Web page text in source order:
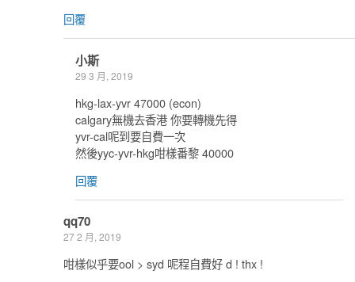
回覆
小斯
29 3 月, 2019
hkg-lax-yvr 47000 (econ)
calgary無機去香港 你要轉機先得
yvr-cal呢到要自費一次
然後yyc-yvr-hkg咁樣番黎 40000
回覆
qq70
27 2 月, 2019
咁樣似乎要ool > syd 呢程自費好 d ! thx !